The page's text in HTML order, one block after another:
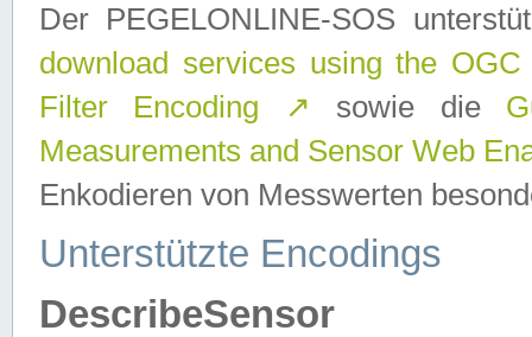
Der PEGELONLINE-SOS
download services using the
Filter Encoding
↗ sowie die
Measurements and Sensor Web
Enkodieren von Messwerten
Unterstützte Encodings
DescribeSensor